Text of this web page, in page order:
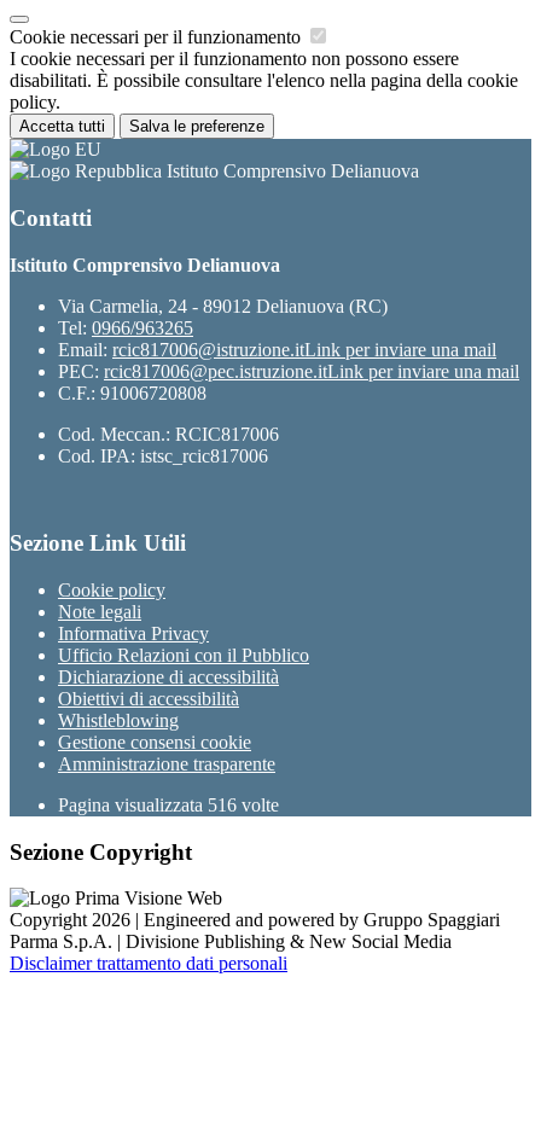
Cookie necessari per il funzionamento
I cookie necessari per il funzionamento non possono essere
disabilitati. È possibile consultare l'elenco nella pagina della cookie
policy.
Accetta tutti Salva le preferenze
Istituto Comprensivo Delianuova
Contatti
Istituto Comprensivo Delianuova
Via Carmelia, 24 - 89012 Delianuova (RC)
Tel: 0966/963265
Email: rcic817006@istruzione.itLink per inviare una mail
PEC: rcic817006@pec.istruzione.itLink per inviare una mail
C.F.: 91006720808
Cod. Meccan.: RCIC817006
Cod. IPA: istsc_rcic817006
Sezione Link Utili
Cookie policy
Note legali
Informativa Privacy
Ufficio Relazioni con il Pubblico
Dichiarazione di accessibilità
Obiettivi di accessibilità
Whistleblowing
Gestione consensi cookie
Amministrazione trasparente
Pagina visualizzata 516 volte
Sezione Copyright
Copyright 2026 | Engineered and powered by Gruppo Spaggiari
Parma S.p.A. | Divisione Publishing & New Social Media
Disclaimer trattamento dati personali